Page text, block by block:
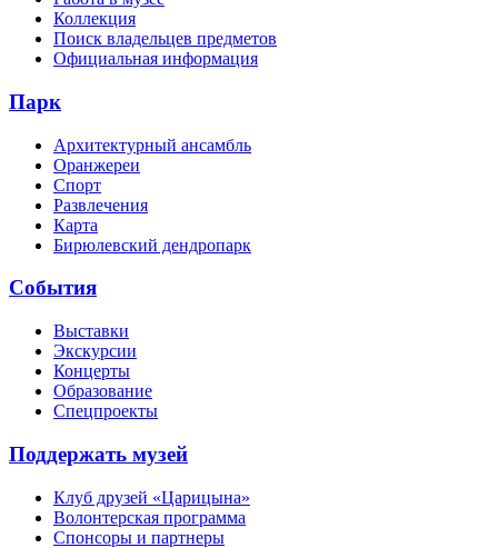
Коллекция
Поиск владельцев предметов
Официальная информация
Парк
Архитектурный ансамбль
Оранжереи
Спорт
Развлечения
Карта
Бирюлевский дендропарк
События
Выставки
Экскурсии
Концерты
Образование
Спецпроекты
Поддержать музей
Клуб друзей «Царицына»
Волонтерская программа
Спонсоры и партнеры